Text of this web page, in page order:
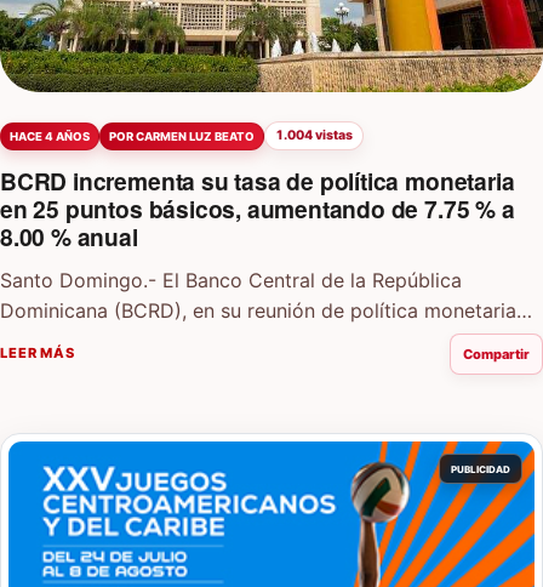
HACE 4 AÑOS POR CARMEN LUZ BEATO 1.004 vistas
BCRD incrementa su tasa de política monetaria
en 25 puntos básicos, aumentando de 7.75 % a
8.00 % anual
Santo Domingo.- El Banco Central de la República
Dominicana (BCRD), en su reunión de política monetaria
del mes de agosto de 2022,…
LEER MÁS Compartir